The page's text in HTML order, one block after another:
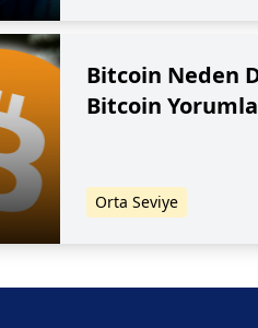
Bitcoin Neden
Bitcoin
Orta Seviye